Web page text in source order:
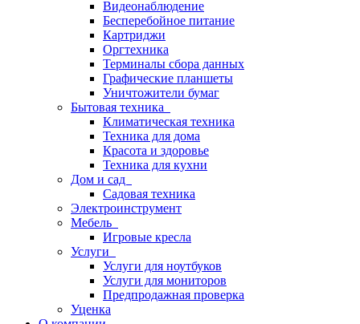
Видеонаблюдение
Бесперебойное питание
Картриджи
Оргтехника
Терминалы сбора данных
Графические планшеты
Уничтожители бумаг
Бытовая техника
Климатическая техника
Техника для дома
Красота и здоровье
Техника для кухни
Дом и сад
Садовая техника
Электроинструмент
Мебель
Игровые кресла
Услуги
Услуги для ноутбуков
Услуги для мониторов
Предпродажная проверка
Уценка